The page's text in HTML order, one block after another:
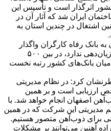
اثرگذار است و تأسیس این
ایران شد که آثار آن در
در چندین استان به
بانک رفاه کارگران واگذار
شده است؛ بانکی که هیچ شرکت زیان‌دهی ندارد، در بین ۵۰۰
بانک‌های کشور رتبه نخست
کرد: در نظام مدیریتی
ارزیابی است و بر همین
اصفهان انجام خواهد شد. با
مدیریتی این شرکت که در همین
برای ذوب‌آهن متصور هستیم.
آهنین می‌توانند بر مشکلات